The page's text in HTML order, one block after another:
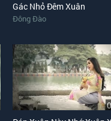
Gác Nhỏ Đêm Xuân
Đông Đào